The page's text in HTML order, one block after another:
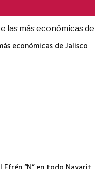
económicas de Jalisco